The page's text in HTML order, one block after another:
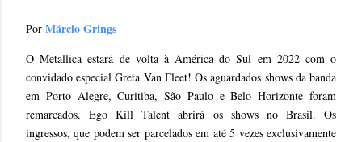
Por Márcio Grings
O Metallica estará de volta à América do Sul em 2022 com o
convidado especial Greta Van Fleet! Os aguardados shows da banda
em Porto Alegre, Curitiba, São Paulo e Belo Horizonte foram
remarcados. Ego Kill Talent abrirá os shows no Brasil. Os
ingressos, que podem ser parcelados em até 5 vezes exclusivamente